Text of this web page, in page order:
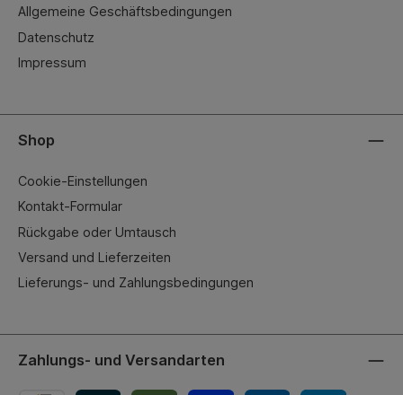
Allgemeine Geschäftsbedingungen
Datenschutz
Impressum
Shop
Cookie-Einstellungen
Kontakt-Formular
Rückgabe oder Umtausch
Versand und Lieferzeiten
Lieferungs- und Zahlungsbedingungen
Zahlungs- und Versandarten